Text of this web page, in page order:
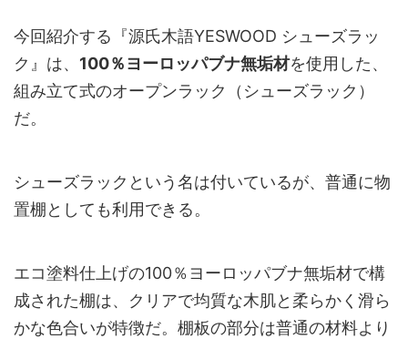
今回紹介する『源氏木語YESWOOD シューズラッ
ク』は、 100％ヨーロッパブナ無垢材を使用した、
組み立て式のオープンラック（シューズラック）
だ。
シューズラックという名は付いているが、普通に物
置棚としても利用できる。
エコ塗料仕上げの100％ヨーロッパブナ無垢材で構
成された棚は、クリアで均質な木肌と柔らかく滑ら
かな色合いが特徴だ。棚板の部分は普通の材料より